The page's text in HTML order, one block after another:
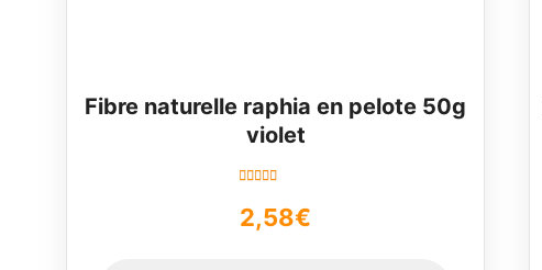
Fibre naturelle raphia en pelote 50g
violet
5
2,58€